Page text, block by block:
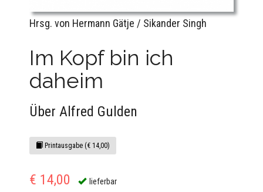
Hrsg. von Hermann Gätje / Sikander Singh
Im Kopf bin ich
daheim
Über Alfred Gulden
Printausgabe (€ 14,00)
€ 14,00 lieferbar